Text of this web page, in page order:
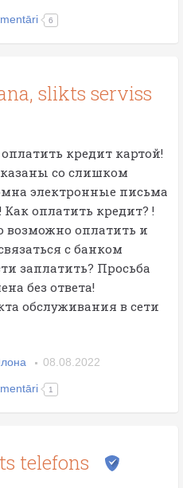
6
slikts serviss
кредит картой!
со слишком
электронные письма
Как оплатить кредит? !
возможно оплатить и
с банком
заплатить? Просьба
без ответа!
обслуживания в сети
08.08.2022
1
telefons